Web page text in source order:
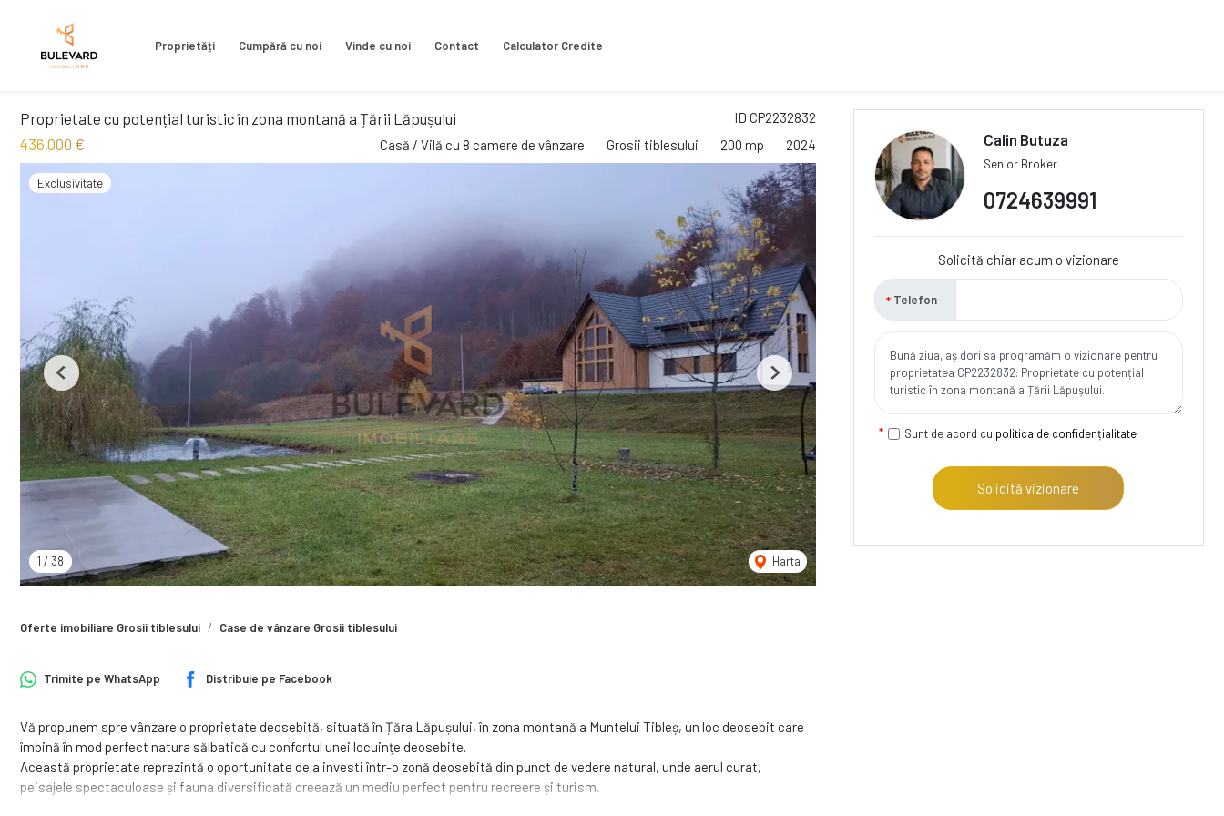
Proprietăți Cumpără cu noi Vinde cu noi Contact Calculator Credite
ID CP2232832
Proprietate cu potențial turistic în zona montană a Țării Lăpușului
436,000 €
Casă / Vilă cu 8 camere de vânzare Grosii tiblesului 200 mp 2024
Exclusivitate
1 / 38 Harta
Previous Next
Oferte imobiliare Grosii tiblesului Case de vânzare Grosii tiblesului
Trimite pe WhatsApp Distribuie pe Facebook
Vă propunem spre vânzare o proprietate deosebită, situată în Țăra Lăpușului, în zona montană a Muntelui Tibleș, un loc deosebit care
îmbină în mod perfect natura sălbatică cu confortul unei locuințe deosebite.
Această proprietate reprezintă o oportunitate de a investi într-o zonă deosebită din punct de vedere natural, unde aerul curat,
peisajele spectaculoase și fauna diversificată creează un mediu perfect pentru recreere și turism.
Calin Butuza
Senior Broker
0724639991
Solicită chiar acum o vizionare
Telefon
Sunt de acord cu politica de confidențialitate
Solicită vizionare